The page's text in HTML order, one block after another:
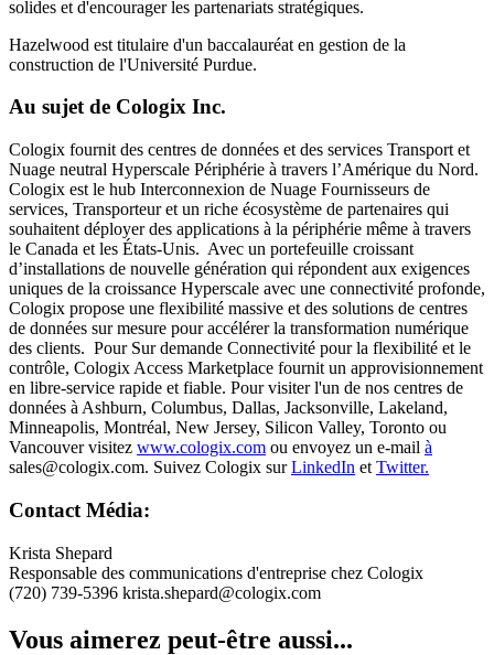
solides et d'encourager les partenariats stratégiques.
Hazelwood est titulaire d'un baccalauréat en gestion de la
construction de l'Université Purdue.
Au sujet de Cologix Inc.
Cologix fournit des centres de données et des services Transport et
Nuage neutral Hyperscale Périphérie à travers l’Amérique du Nord.
Cologix est le hub Interconnexion de Nuage Fournisseurs de
services, Transporteur et un riche écosystème de partenaires qui
souhaitent déployer des applications à la périphérie même à travers
le Canada et les États-Unis. Avec un portefeuille croissant
d’installations de nouvelle génération qui répondent aux exigences
uniques de la croissance Hyperscale avec une connectivité profonde,
Cologix propose une flexibilité massive et des solutions de centres
de données sur mesure pour accélérer la transformation numérique
des clients. Pour Sur demande Connectivité pour la flexibilité et le
contrôle, Cologix Access Marketplace fournit un approvisionnement
en libre-service rapide et fiable. Pour visiter l'un de nos centres de
données à Ashburn, Columbus, Dallas, Jacksonville, Lakeland,
Minneapolis, Montréal, New Jersey, Silicon Valley, Toronto ou
Vancouver visitez www.cologix.com ou envoyez un e-mail à
sales@cologix.com. Suivez Cologix surLinkedIn et Twitter.
Contact Média:
Krista Shepard
Responsable des communications d'entreprise chez Cologix
(720) 739-5396 krista.shepard@cologix.com
Vous aimerez peut-être aussi...